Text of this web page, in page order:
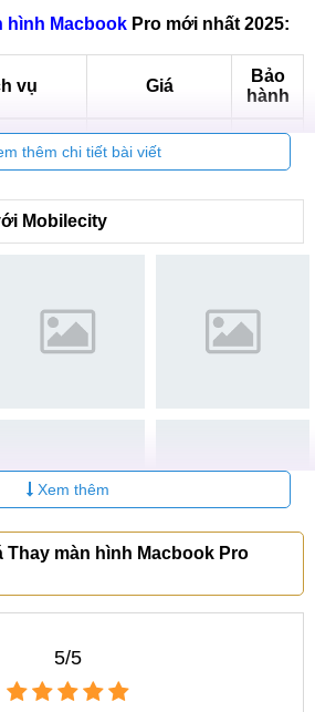
hình MacbookPro mới nhất 2025:
vụ Giá
Bảo
hành
hình
2012
1.650.000 VNĐ
6-12
hình
2013
3.150.000 VNĐ
6-12
hình
2015
5.550.000 VNĐ
6-12
tháng
2017
6.500.000 VNĐ
2018
6.500.000 VNĐ
tháng
2019
6.500.000 VNĐ
tháng
hình
thêm chi tiết bài viết
Mobilecity
Xem thêm
Thay màn hình Macbook Pro
5/5